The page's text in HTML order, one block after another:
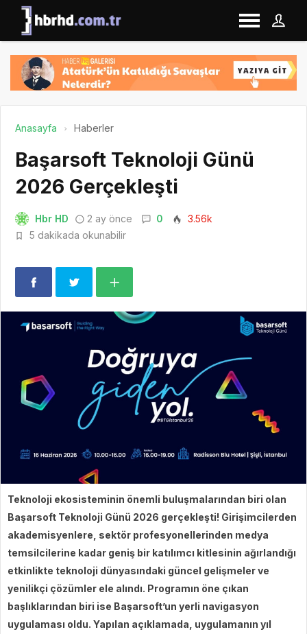
Anasayfa Haberler
Başarsoft Teknoloji Günü
2026 Gerçekleşti
Hbr HD 2 ay önce 0
3.56k
5 dakikada okunabilir
Teknoloji ekosisteminin önemli buluşmalarından biri olan
Başarsoft Teknoloji Günü 2026 gerçekleşti! Girişimcilerden
akademisyenlere, sektör profesyonellerinden medya
temsilcilerine kadar geniş bir katılımcı kitlesinin ağırlandığı
etkinlikte teknoloji dünyasındaki güncel gelişmeler ve
yenilikçi çözümler ele alındı. Programın öne çıkan
başlıklarından biri ise Başarsoft’un yerli navigasyon
uygulaması oldu. Yapılan açıklamada, uygulamanın yıl